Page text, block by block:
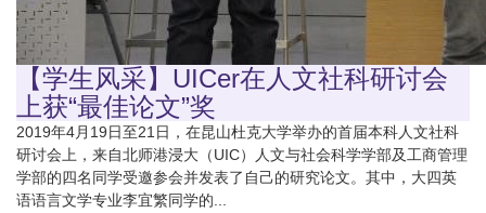
【学生风采】UICer在人文社科研讨会
上获“最佳论文”奖
2019年4月19日至21日，在昆山杜克大学举办的首届本科人文社科
研讨会上，来自北师港浸大（UIC）人文与社会科学学部及工商管理
学部的四名同学受邀参会并发表了自己的研究论文。其中，大四英
语语言文学专业李宜繁同学的...